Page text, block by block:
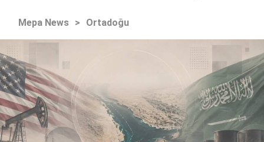
Mepa News > Ortadoğu